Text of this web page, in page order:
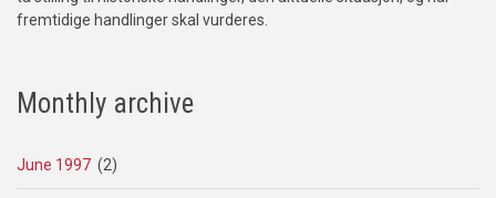
fremtidige handlinger skal vurderes.
Monthly archive
June 1997 (2)